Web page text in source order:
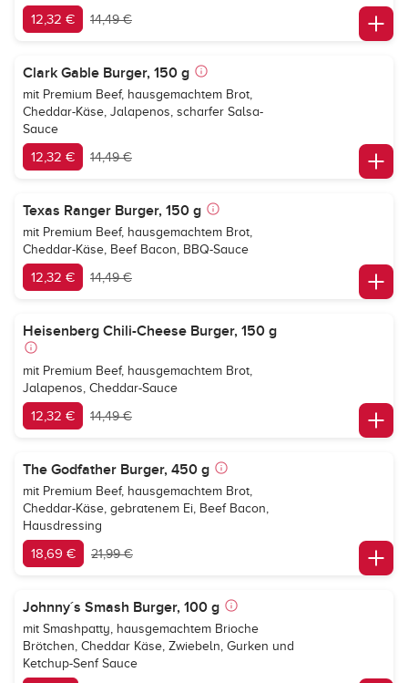
12,32 € 14,49 €
Clark Gable Burger, 150 g
mit Premium Beef, hausgemachtem Brot,
Cheddar-Käse, Jalapenos, scharfer Salsa-
Sauce
12,32 € 14,49 €
Texas Ranger Burger, 150 g
mit Premium Beef, hausgemachtem Brot,
Cheddar-Käse, Beef Bacon, BBQ-Sauce
12,32 € 14,49 €
Heisenberg Chili-Cheese Burger, 150 g
mit Premium Beef, hausgemachtem Brot,
Jalapenos, Cheddar-Sauce
12,32 € 14,49 €
The Godfather Burger, 450 g
mit Premium Beef, hausgemachtem Brot,
Cheddar-Käse, gebratenem Ei, Beef Bacon,
Hausdressing
18,69 € 21,99 €
Johnny´s Smash Burger, 100 g
mit Smashpatty, hausgemachtem Brioche
Brötchen, Cheddar Käse, Zwiebeln, Gurken und
Ketchup-Senf Sauce